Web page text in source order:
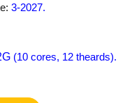
3-2027.
(10 cores, 12 theards).